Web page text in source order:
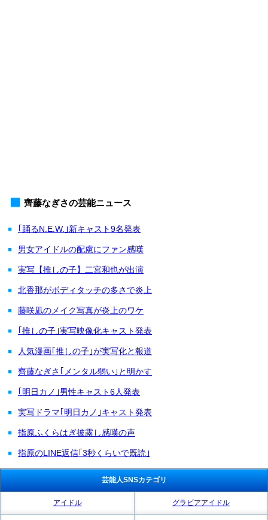
齊藤なぎさの芸能ニュース
｢踊るN.E.W.｣新キャスト9名発表
男女アイドルの配慮にファン感嘆
実写【推しの子】二宮和也が出演
北香那がボディタッチの多さで炎上
藤咲凪のメイク写真が炎上のワケ
｢推しの子｣実写映像化キャスト発表
人気漫画｢推しの子｣が実写化と報道
齊藤なぎさ｢メンタル弱い｣と明かす
｢明日カノ｣男性キャスト6人発表
実写ドラマ｢明日カノ｣キャスト発表
指原ふくらはぎ披露し感嘆の声
指原のLINE返信｢3秒くらいで既読｣
芸能人SNSカテゴリ
アイドル グラビアアイドル